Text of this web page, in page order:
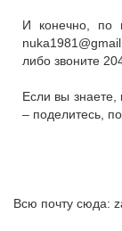
И конечно, по
либо звоните
Если вы
– поделитесь,
Всю почту сюда: